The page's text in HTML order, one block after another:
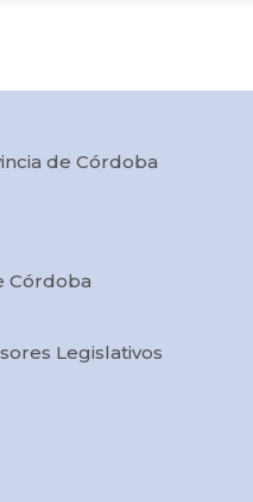
de Córdoba
Córdoba
Legislativos